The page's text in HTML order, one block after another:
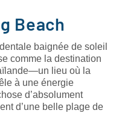
Beach
baignée de soleil
comme la destination
lieu où la
à une énergie
d’absolument
d’une belle plage de